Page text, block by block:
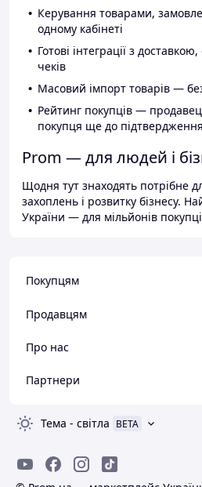
Керування товарами,
одному кабінеті
Готові інтеграції з
чеків
Масовий імпорт товарів —
Рейтинг покупців —
покупця ще до
Prom — для людей і
Щодня тут знаходять потрібне
захоплень і розвитку бізнесу.
України — для мільйонів
Покупцям
Продавцям
Про нас
Партнери
Тема - світла BETA